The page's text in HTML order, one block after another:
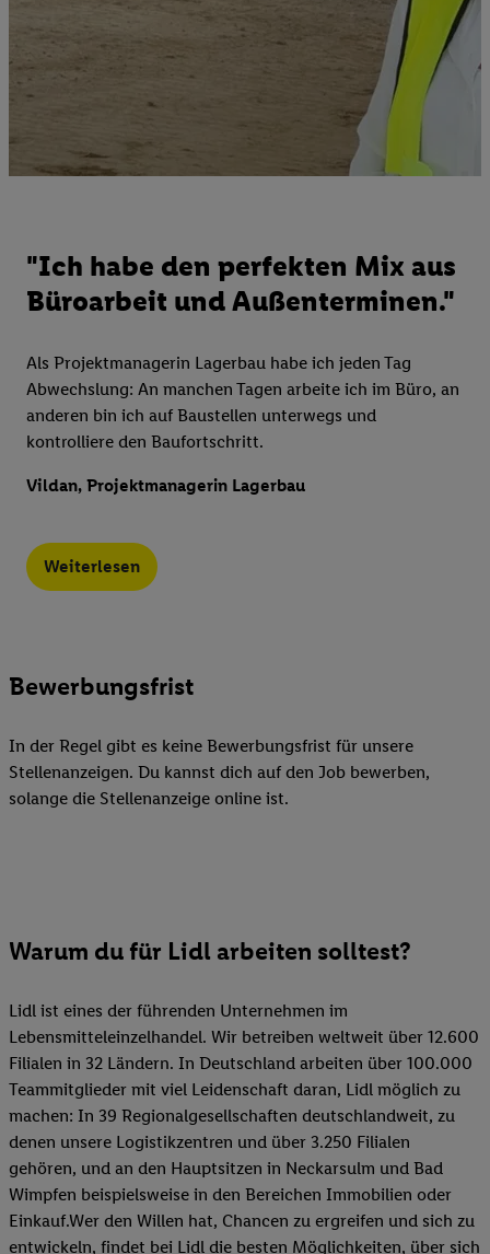
"Ich habe den perfekten Mix aus
Büroarbeit und Außenterminen."
Als Projektmanagerin Lagerbau habe ich jeden Tag
Abwechslung: An manchen Tagen arbeite ich im Büro, an
anderen bin ich auf Baustellen unterwegs und
kontrolliere den Baufortschritt.
Vildan, Projektmanagerin Lagerbau
Weiterlesen
Bewerbungsfrist
In der Regel gibt es keine Bewerbungsfrist für unsere
Stellenanzeigen. Du kannst dich auf den Job bewerben,
solange die Stellenanzeige online ist.
Warum du für Lidl arbeiten solltest?
Lidl ist eines der führenden Unternehmen im
Lebensmitteleinzelhandel. Wir betreiben weltweit über 12.600
Filialen in 32 Ländern. In Deutschland arbeiten über 100.000
Teammitglieder mit viel Leidenschaft daran, Lidl möglich zu
machen: In 39 Regionalgesellschaften deutschlandweit, zu
denen unsere Logistikzentren und über 3.250 Filialen
gehören, und an den Hauptsitzen in Neckarsulm und Bad
Wimpfen beispielsweise in den Bereichen Immobilien oder
Einkauf.Wer den Willen hat, Chancen zu ergreifen und sich zu
entwickeln, findet bei Lidl die besten Möglichkeiten, über sich